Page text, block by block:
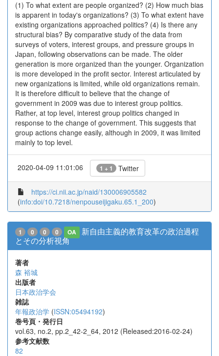
(1) To what extent are people organized? (2) How much bias
is apparent in today's organizations? (3) To what extent have
existing organizations approached politics? (4) Is there any
structural bias? By comparative study of the data from
surveys of voters, interest groups, and pressure groups in
Japan, following observations can be made. The older
generation is more organized than the younger. Organization
is more developed in the profit sector. Interest articulated by
new organizations is limited, while old organizations remain.
It is therefore difficult to believe that the change of
government in 2009 was due to interest group politics.
Rather, at top level, interest group politics changed in
response to the change of government. This suggests that
group actions change easily, although in 2009, it was limited
mainly to top level.
2020-04-09 11:01:06 1 + 1 Twitter
https://ci.nii.ac.jp/naid/130006905582
(info:doi/10.7218/nenpouseijigaku.65.1_200)
1 0 0 0 OA
新自由主義的教育改革の政治過程
とその分析視角
著者
森 裕城
出版者
日本政治学会
雑誌
年報政治学 (ISSN:05494192)
巻号頁・発行日
vol.63, no.2, pp.2_42-2_64, 2012 (Released:2016-02-24)
参考文献数
82